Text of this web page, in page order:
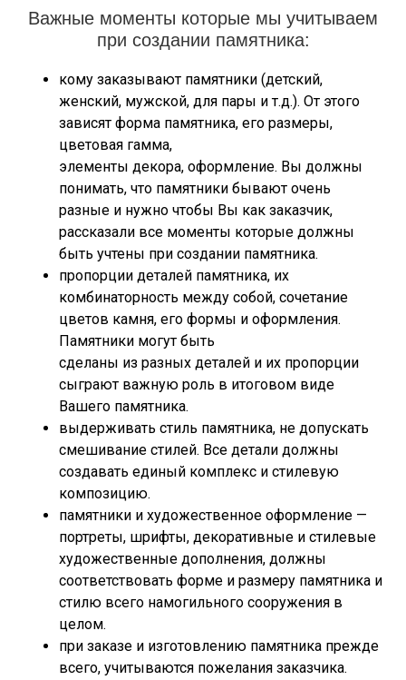
Важные моменты которые мы учитываем
при создании памятника:
кому заказывают памятники (детский,
женский, мужской, для пары и т.д.). От этого
зависят форма памятника, его размеры,
цветовая гамма,
элементы декора, оформление. Вы должны
понимать, что памятники бывают очень
разные и нужно чтобы Вы как заказчик,
рассказали все моменты которые должны
быть учтены при создании памятника.
пропорции деталей памятника, их
комбинаторность между собой, сочетание
цветов камня, его формы и оформления.
Памятники могут быть
сделаны из разных деталей и их пропорции
сыграют важную роль в итоговом виде
Вашего памятника.
выдерживать стиль памятника, не допускать
смешивание стилей. Все детали должны
создавать единый комплекс и стилевую
композицию.
памятники и художественное оформление —
портреты, шрифты, декоративные и стилевые
художественные дополнения, должны
соответствовать форме и размеру памятника и
стилю всего намогильного сооружения в
целом.
при заказе и изготовлению памятника прежде
всего, учитываются пожелания заказчика.